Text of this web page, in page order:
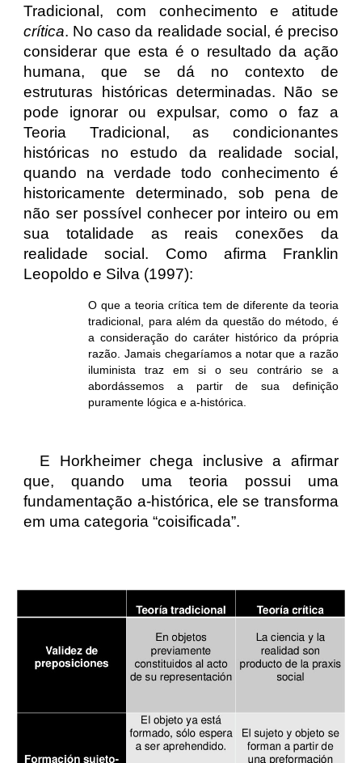
Tradicional, com conhecimento e atitude
crítica. No caso da realidade social, é preciso
considerar que esta é o resultado da ação
humana, que se dá no contexto de
estruturas históricas determinadas. Não se
pode ignorar ou expulsar, como o faz a
Teoria Tradicional, as condicionantes
históricas no estudo da realidade social,
quando na verdade todo conhecimento é
historicamente determinado, sob pena de
não ser possível conhecer por inteiro ou em
sua totalidade as reais conexões da
realidade social. Como afirma Franklin
Leopoldo e Silva (1997):
O que a teoria crítica tem de diferente da teoria
tradicional, para além da questão do método, é
a consideração do caráter histórico da própria
razão. Jamais chegaríamos a notar que a razão
iluminista traz em si o seu contrário se a
abordássemos a partir de sua definição
puramente lógica e a-histórica.
E Horkheimer chega inclusive a afirmar
que, quando uma teoria possui uma
fundamentação a-histórica, ele se transforma
em uma categoria “coisificada”.